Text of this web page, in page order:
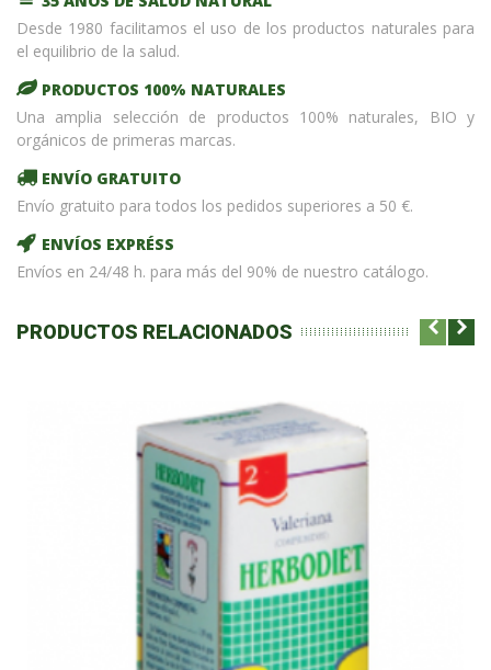
Desde 1980 facilitamos el uso de los productos naturales para
el equilibrio de la salud.
PRODUCTOS 100% NATURALES
Una amplia selección de productos 100% naturales, BIO y
orgánicos de primeras marcas.
ENVÍO GRATUITO
Envío gratuito para todos los pedidos superiores a 50 €.
ENVÍOS EXPRÉSS
Envíos en 24/48 h. para más del 90% de nuestro catálogo.
PRODUCTOS RELACIONADOS